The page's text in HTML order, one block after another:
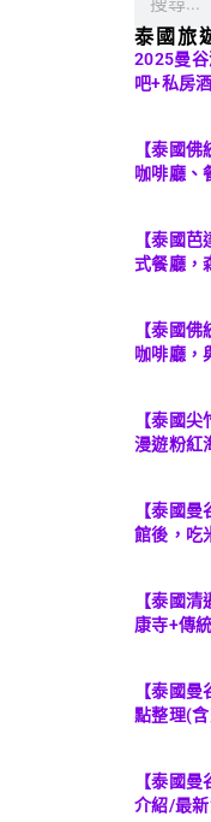
泰國旅
2025曼
吧+私房
【泰國
咖啡廳、
【泰國
式餐廳，
【泰國
咖啡廳，
【泰國
漫遊粉紅
【泰國
館後，吃
【泰國
康寺+傳
【泰國
點整理(
【泰國
介紹/最